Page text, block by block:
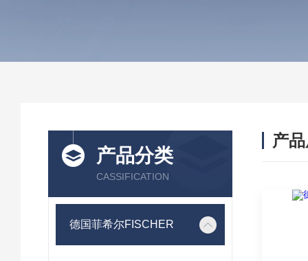
产品分类
CASSIFICATION
德国菲希尔FISCHER
产